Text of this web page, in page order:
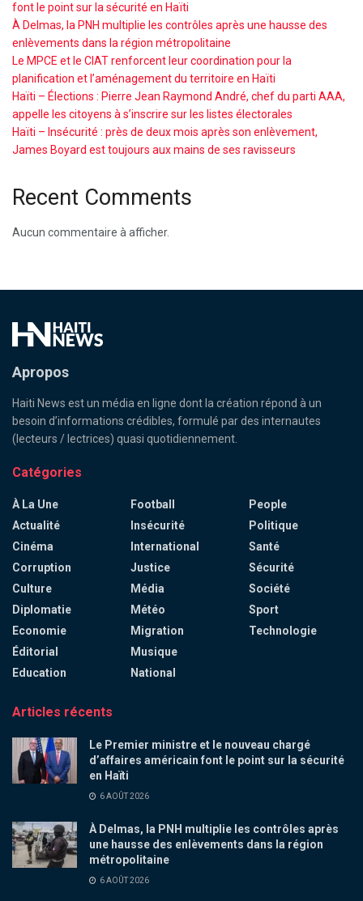
font le point sur la sécurité en Haïti
À Delmas, la PNH multiplie les contrôles après une hausse des
enlèvements dans la région métropolitaine
Le MPCE et le CIAT renforcent leur coordination pour la
planification et l’aménagement du territoire en Haïti
Haïti – Élections : Pierre Jean Raymond André, chef du parti AAA,
appelle les citoyens à s’inscrire sur les listes électorales
Haïti – Insécurité : près de deux mois après son enlèvement,
James Boyard est toujours aux mains de ses ravisseurs
Recent Comments
Aucun commentaire à afficher.
Apropos
Haiti News est un média en ligne dont la création répond à un
besoin d’informations crédibles, formulé par des internautes
(lecteurs / lectrices) quasi quotidiennement.
Catégories
À La Une
Actualité
Cinéma
Corruption
Culture
Diplomatie
Economie
Éditorial
Education
Football
Insécurité
International
Justice
Média
Météo
Migration
Musique
National
People
Politique
Santé
Sécurité
Société
Sport
Technologie
Articles récents
Le Premier ministre et le nouveau chargé
d’affaires américain font le point sur la sécurité
en Haïti
6 AOÛT 2026
À Delmas, la PNH multiplie les contrôles après
une hausse des enlèvements dans la région
métropolitaine
6 AOÛT 2026